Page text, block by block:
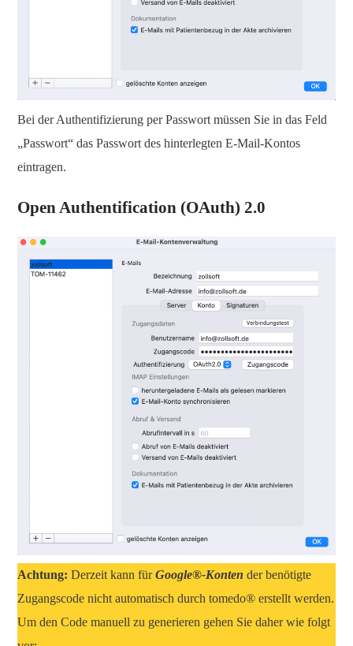
Bei der Authentifizierung per Passwort müssen Sie in das Feld
„Passwort“ das Passwort des hinterlegten E-Mail-Kontos
eintragen.
Open Authentification (OAuth) 2.0
Achtung: Derzeit kann fürGoogle®-Konten der benötigte
Zugangscode nicht automatisch durch tomedo® erstellt werden.
Um den Code manuell zu generieren gehen Sie daher wie folgt